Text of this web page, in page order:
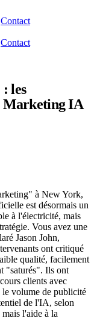
Contact
Contact
les
Marketing IA
à New York,
est désormais un
à l'électricité, mais
Vous avez une
Jason John,
ont critiqué
qualité, facilement
"saturés". Ils ont
clients avec
le volume de publicité
de l'IA, selon
l'aide à la